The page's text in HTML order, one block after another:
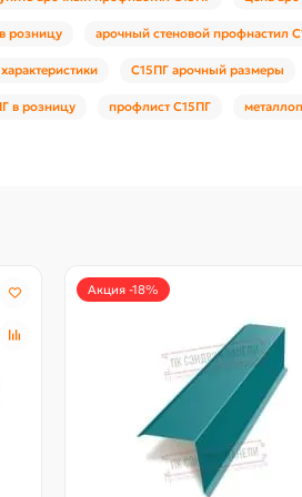
розницу арочный стеновой профнастил
С15ПГ арочный размеры
в розницу профлист С15ПГ
Акция -18%